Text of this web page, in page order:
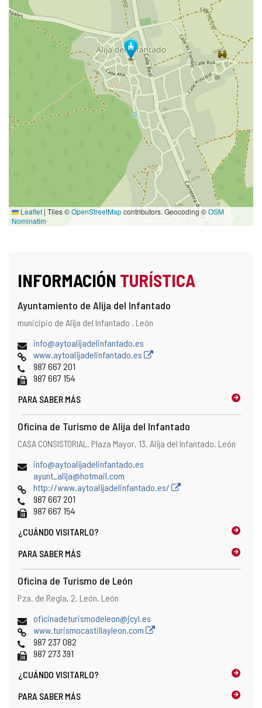
Leaflet | Tiles ©OpenStreetMapcontributors. Geocoding ©OSM
Nominatim
INFORMACIÓN TURÍSTICA
Ayuntamiento de Alija del Infantado
Dirección
Dirección
municipio de Alija del Infantado . León
Dirección
de
correo
electrónico
info@aytoalijadelinfantado.es
Página
Web
www.aytoalijadelinfantado.es
Teléfonos
987 667 201
Fax 987 667 154
PARA SABER MÁS
Oficina de Turismo de Alija del Infantado
Dirección
Dirección
CASA CONSISTORIAL. Plaza Mayor, 13. Alija del Infantado. León
Dirección
de
correo
electrónico
info@aytoalijadelinfantado.es
ayunt_alija@hotmail.com
Página
Web
http://www.aytoalijadelinfantado.es/
Teléfonos
987 667 201
Fax 987 667 154
¿CUÁNDO VISITARLO?
PARA SABER MÁS
Oficina de Turismo de León
Dirección
Dirección
Pza. de Regla, 2. León. León
Dirección
de
correo
electrónico
oficinadeturismodeleon@jcyl.es
Página
Web
www.turismocastillayleon.com
Teléfonos
987 237 082
Fax 987 273 391
¿CUÁNDO VISITARLO?
PARA SABER MÁS